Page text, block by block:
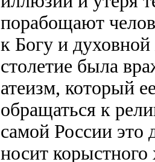
порабощают
к Богу и
столетие была
атеизм, который
обращаться к
самой России это
носит корыстного